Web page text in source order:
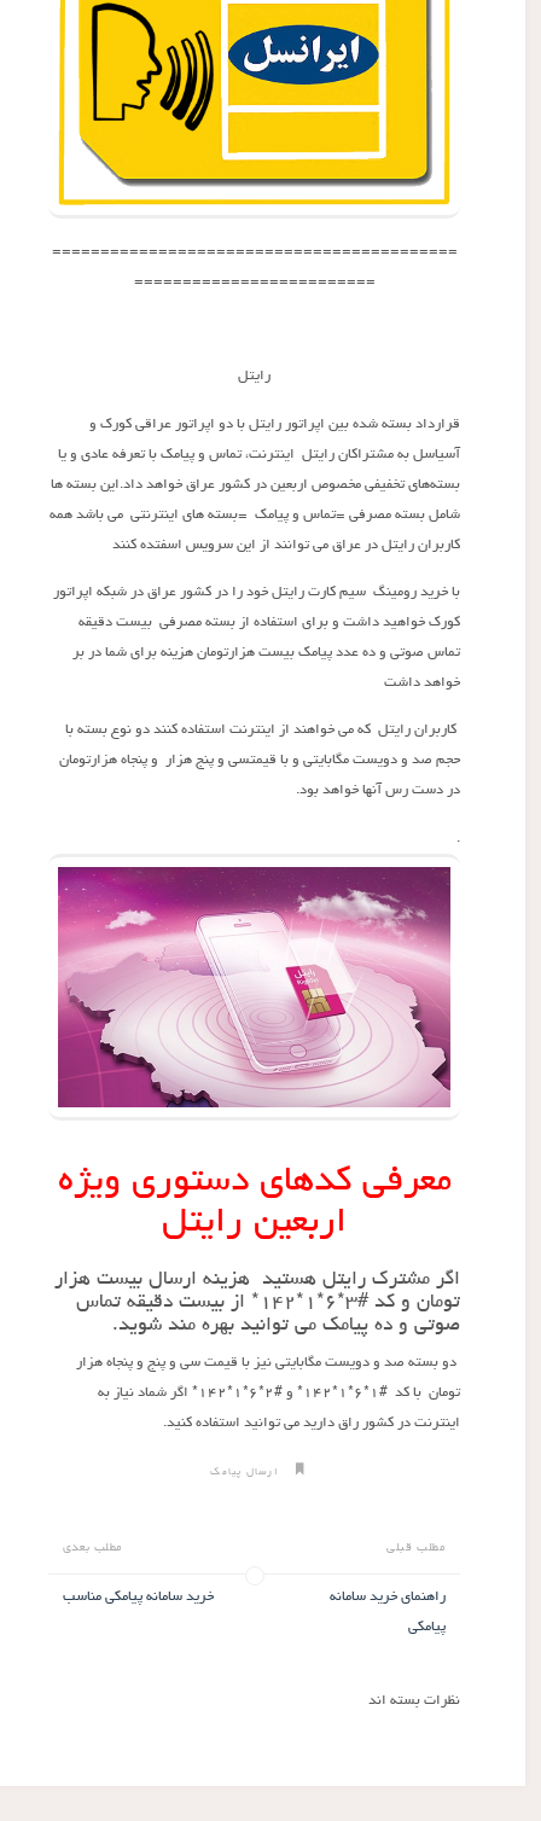
==========================================
=========================
رایتل
قرارداد بسته شده بین اپراتور رایتل با دو اپراتور عراقی کورک و
آسیاسل به مشتراکان رایتل اینترنت، تماس و پیامک با تعرفه عادی و یا
بسته‌های تخفیفی مخصوص اربعین در کشور عراق خواهد داد.این بسته ها
شامل بسته مصرفی =تماس و پیامک =بسته های اینترنتی می باشد همه
کاربران رایتل در عراق می توانند از این سرویس اسفتده کنند
با خرید رومینگ سیم کارت رایتل خود را در کشور عراق در شبکه اپراتور
کورک خواهید داشت و برای استفاده از بسته مصرفی بیست دقیقه
تماس صوتی و ده عدد پیامک بیست هزارتومان هزینه برای شما در بر
خواهد داشت
کاربران رایتل که می خواهند از اینترنت استفاده کنند دو نوع بسته با
حجم صد و دویست مگابایتی و با قیمتسی و پنج هزار و پنجاه هزارتومان
در دست رس آنها خواهد بود.
معرفی کدهای دستوری ویژه
اربعین رایتل
اگر مشترک رایتل هستید هزینه ارسال بیست هزار
تومان و کد #۳*۶*۱*۱۴۲* از بیست دقیقه تماس
صوتی و ده پیامک می توانید بهره مند شوید.
دو بسته صد و دویست مگابایتی نیز با قیمت سی و پنج و پنجاه هزار
تومان با کد #۱*۶*۱*۱۴۲* و #۲*۶*۱*۱۴۲* اگر شماد نیاز به
اینترنت در کشور راق دارید می توانید استفاده کنید.
ارسال پیامک
مطلب قبلی
راهنمای خرید سامانه
پیامکی
مطلب بعدی
خرید سامانه پیامکی مناسب
نظرات بسته اند